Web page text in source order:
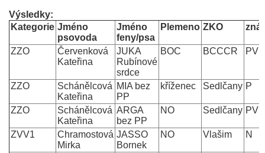
Výsledky:
Kategorie Jméno
psovoda
Jméno
feny/psa
Plemeno ZKO
ZZO
Červenková
Kateřina
JUKA
Rubínové
srdce
BOC BCCCR PV
ZZO
Schánělcová
Kateřina
MIA bez
PP
kříženec Sedlčany P
ZZO
Schánělcová
Kateřina
ARGA
bez PP
NO Sedlčany PV
ZVV1
Chramostová
Mirka
JASSO
Bornek
NO Vlašim N